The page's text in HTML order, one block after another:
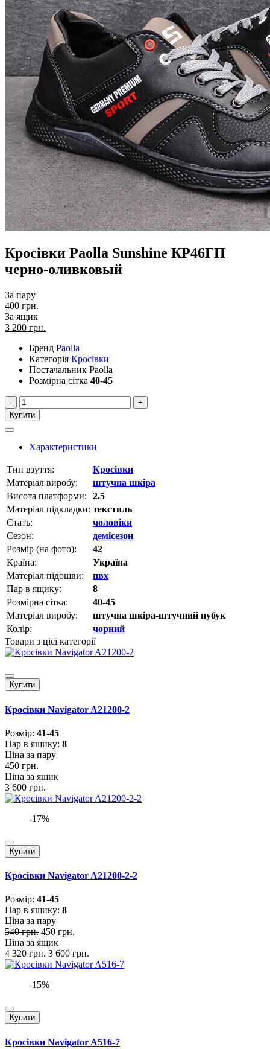
Кросівки Paolla Sunshine КР46ГП
черно-оливковый
За пару
400 грн.
За ящик
3 200 грн.
Бренд Paolla
Категорія Кросівки
Постачальник Paolla
Розмірна сітка 40-45
-
+
Купити
Характеристики
Тип взуття:
Кросівки
Матеріал виробу:
штучна шкіра
Висота платформи:
2.5
Матеріал підкладки: текстиль
Стать:
чоловіки
Сезон:
демісезон
Розмір (на фото):
42
Країна:
Україна
Матеріал підошви:
пвх
Пар в ящику:
8
Розмірна сітка:
40-45
Матеріал виробу:
штучна шкіра-штучний нубук
Колір:
чорний
Товари з цієї категорії
Купити
Кросівки Navigator A21200-2
Розмiр: 41-45
Пар в ящику: 8
Ціна за пару
450 грн.
Ціна за ящик
3 600 грн.
-17%
Купити
Кросівки Navigator A21200-2-2
Розмiр: 41-45
Пар в ящику: 8
Ціна за пару
540 грн. 450 грн.
Ціна за ящик
4 320 грн. 3 600 грн.
-15%
Купити
Кросівки Navigator A516-7